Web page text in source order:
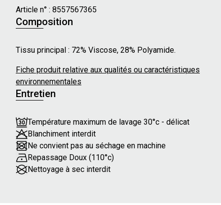
- Longueur de manches : Courtes
- Forme du col : Rond
- Type de fermeture : Bouton
Nos mannequins mesurent en moyenne 173 cm et
portent une taille S.
Article n° : 8557567365
Composition
Tissu principal : 72% Viscose, 28% Polyamide.
Fiche produit relative aux qualités ou caractéristiques
environnementales
Entretien
Température maximum de lavage 30°c - délicat
Blanchiment interdit
Ne convient pas au séchage en machine
Repassage Doux (110°c)
Nettoyage à sec interdit